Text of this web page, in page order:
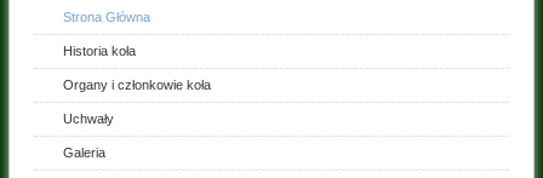
Galeria
Kontakt
Pliki
pobrania
Strona Główna
Historia koła
Organy i członkowie koła
Uchwały
Galeria